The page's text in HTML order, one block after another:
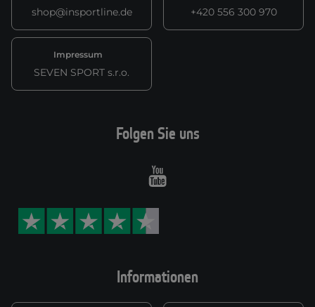
shop@insportline.de +420 556 300 970
Impressum
SEVEN SPORT s.r.o.
Informationen
Folgen Sie uns
Youtube